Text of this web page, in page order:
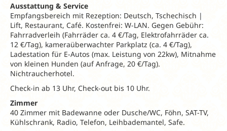
Ausstattung & Service
Empfangsbereich mit Rezeption: Deutsch, Tschechisch |
Lift, Restaurant, Café. Kostenfrei: W-LAN. Gegen Gebühr:
Fahrradverleih (Fahrräder ca. 4 €/Tag, Elektrofahrräder ca.
12 €/Tag), kameraüberwachter Parkplatz (ca. 4 €/Tag),
Ladestation für E-Autos (max. Leistung von 22kw), Mitnahme
von kleinen Hunden (auf Anfrage, 20 €/Tag).
Nichtraucherhotel.
Check-in ab 13 Uhr, Check-out bis 10 Uhr.
Zimmer
40 Zimmer mit Badewanne oder Dusche/WC, Föhn, SAT-TV,
Kühlschrank, Radio, Telefon, Leihbademantel, Safe.